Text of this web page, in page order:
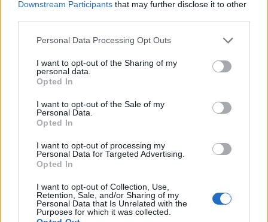
Downstream Participants that may further disclose it to other
Please note that this website/app uses one or more Google
not limited to your visit or usage behaviour. You may click to
grant or deny consent to Google and its third-party tags to
use your data for below specified purposes in below Google
consent section.
Personal Data Processing Opt Outs
I want to opt-out of the Sharing of my
personal data.
Opted In
I want to opt-out of the Sale of my
Personal Data.
Opted In
I want to opt-out of processing my
Personal Data for Targeted Advertising.
Opted In
I want to opt-out of Collection, Use,
Retention, Sale, and/or Sharing of my
Personal Data that Is Unrelated with the
Purposes for which it was collected.
protipravno premoženjsko korist za okoli 4.000 eur.
Policisti zbirajo dokaze in bodo po končani preiskavi
podali zoper storilca kazensko ovadbo na Okrožno
državno tožilstvo v Slovenj Gradcu.
Zdravstvenega doma Slovenj Gradec obvestila, da je
poškodbe povzročili že v noči s pretekle sobote na
seznanjen, da gre za kaznivo dejanje povzročitve lahke
telesne poškodbe, vendar se je le-ta odločil, da pregona